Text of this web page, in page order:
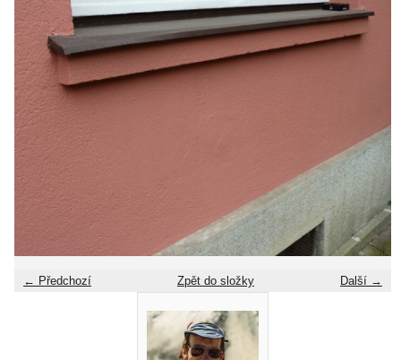
← Předchozí Další →
Zpět do složky